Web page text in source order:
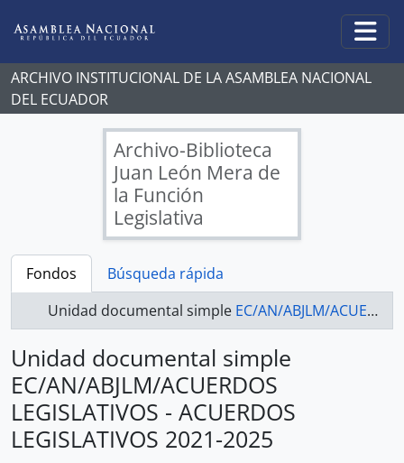
ARCHIVO INSTITUCIONAL DE LA ASAMBLEA NACIONAL
DEL ECUADOR
Archivo-Biblioteca
Juan León Mera de
la Función
Legislativa
Fondos
Búsqueda rápida
Unidad documental simple EC/AN/ABJLM/ACUERDOS LEGISLATIVOS - ACUERDOS LEGISLATIVOS 2021-2025
Unidad documental simple
EC/AN/ABJLM/ACUERDOS
LEGISLATIVOS - ACUERDOS
LEGISLATIVOS 2021-2025